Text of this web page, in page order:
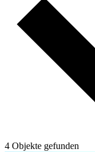
4 Objekte gefunden